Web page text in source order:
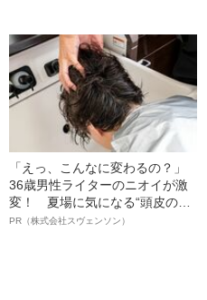
「えっ、こんなに変わるの？」
36歳男性ライターのニオイが激
変！ 夏場に気になる“頭皮のニ
オイ”や“ベタつき”を解消す
PR（株式会社スヴェンソン）